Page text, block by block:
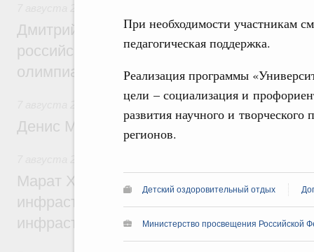
При необходимости участникам
педагогическая поддержка.
Реализация программы
цели – социализация и
развития научного и
регионов.
Детский оздоровительный отдых
Министерство просвещения Российской
Дмитрий Чернышенко и Сергей Кравцов
российскую сборную с победой на
олимпиаде по искусственному
Общие вопросы промышленной политики
Денис Мантуров посетил Ярославскую
Марат Хуснуллин: 15 объектов
инфраструктуры построили и обновили
инфраструктурным кредитам